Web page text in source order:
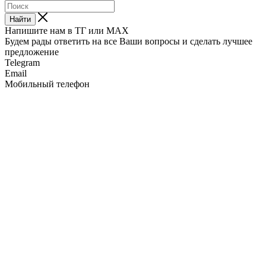
Найти
Напишите нам в ТГ или MAX
Будем рады ответить на все Ваши вопросы и сделать лучшее
предложение
Telegram
Email
Мобильный телефон